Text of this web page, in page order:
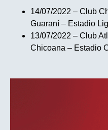
14/07/2022 – Club
Guaraní – Estadio
13/07/2022 – Club
Chicoana – Estadio